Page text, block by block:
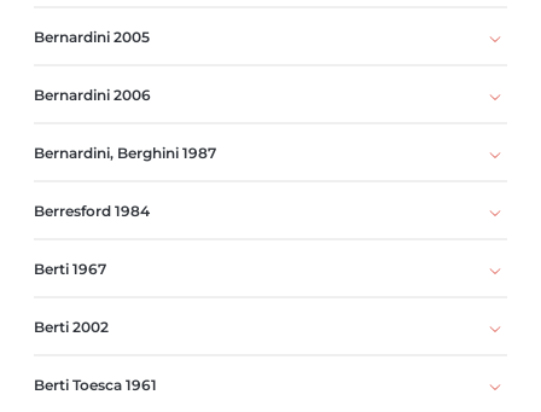
Bernardini 2005
Bernardini 2006
Bernardini, Berghini 1987
Berresford 1984
Berti 1967
Berti 2002
Berti Toesca 1961